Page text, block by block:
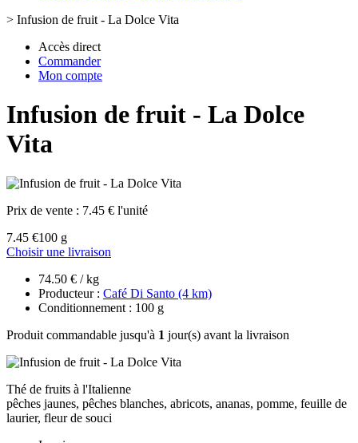
> Infusion de fruit - La Dolce Vita
Accès direct
Commander
Mon compte
Infusion de fruit - La Dolce
Vita
Prix de vente : 7.45 € l'unité
7.45 €100 g
Choisir une livraison
74.50 € / kg
Producteur : Café Di Santo (4 km)
Conditionnement : 100 g
Produit commandable jusqu'à 1 jour(s) avant la livraison
Thé de fruits à l'Italienne
pêches jaunes, pêches blanches, abricots, ananas, pomme, feuille de
laurier, fleur de souci